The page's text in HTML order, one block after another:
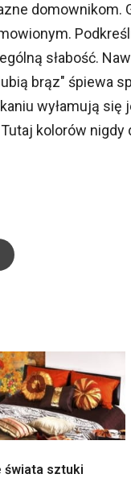
domownikom.
słabość.
brąz" śpiewa
wyłamują się
kolorów nigdy
świata sztuki